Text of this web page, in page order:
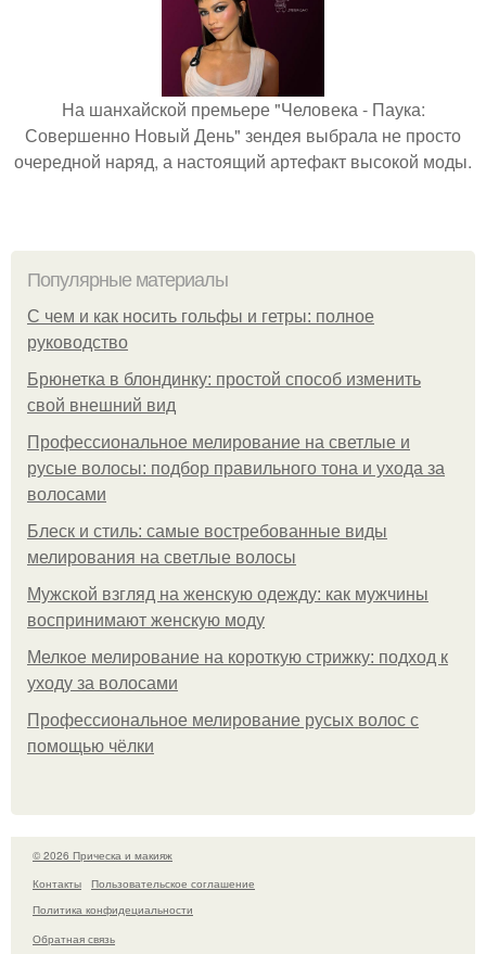
На шанхайской премьере "Человека - Паука:
Совершенно Новый День" зендея выбрала не просто
очередной наряд, а настоящий артефакт высокой моды.
Популярные материалы
С чем и как носить гольфы и гетры: полное
руководство
Брюнетка в блондинку: простой способ изменить
свой внешний вид
Профессиональное мелирование на светлые и
русые волосы: подбор правильного тона и ухода за
волосами
Блеск и стиль: самые востребованные виды
мелирования на светлые волосы
Мужской взгляд на женскую одежду: как мужчины
воспринимают женскую моду
Мелкое мелирование на короткую стрижку: подход к
уходу за волосами
Профессиональное мелирование русых волос с
помощью чёлки
© 2026 Прическа и макияж
Контакты
Пользовательское соглашение
Политика конфидециальности
Обратная связь